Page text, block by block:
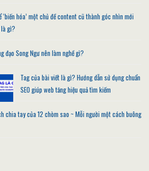
‘biến hóa’ một chủ đề content cũ thành góc nhìn mới
gì?
đạo Song Ngư nên làm nghề gì?
Tag của bài viết là gì? Hướng dẫn sử dụng chuẩn
SEO giúp web tăng hiệu quả tìm kiếm
chia tay của 12 chòm sao ~ Mỗi người một cách buông